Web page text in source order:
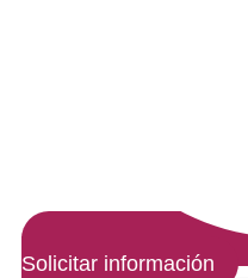
Solicitar información